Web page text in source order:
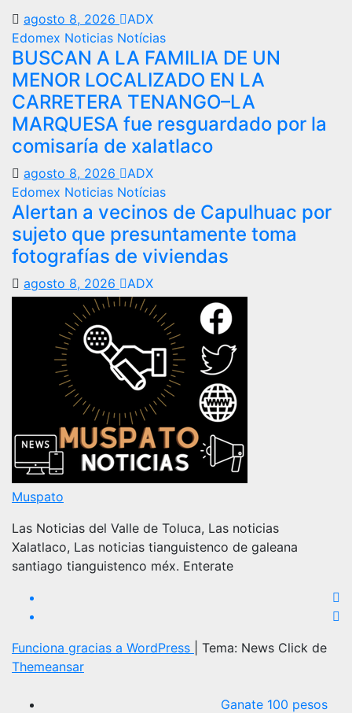
agosto 8, 2026
ADX
Edomex Noticias Notícias
BUSCAN A LA FAMILIA DE UN
MENOR LOCALIZADO EN LA
CARRETERA TENANGO–LA
MARQUESA fue resguardado por la
comisaría de xalatlaco
agosto 8, 2026
ADX
Edomex Noticias Notícias
Alertan a vecinos de Capulhuac por
sujeto que presuntamente toma
fotografías de viviendas
agosto 8, 2026 ADX
Muspato
Las Noticias del Valle de Toluca, Las noticias
Xalatlaco, Las noticias tianguistenco de galeana
santiago tianguistenco méx. Enterate
Funciona gracias a WordPress
Tema: News Click de
Themeansar
Ganate 100 pesos